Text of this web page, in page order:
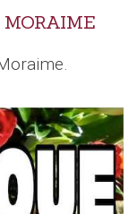
MORAIME